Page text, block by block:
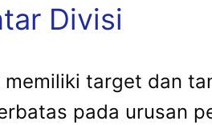
Divisi
target dan
pada urusan